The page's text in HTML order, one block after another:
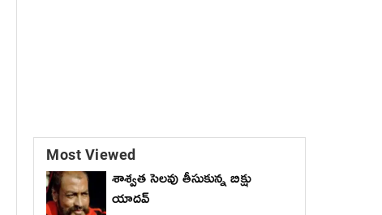
Most Viewed
శాశ్వత సెలవు తీసుకున్న బిక్షు
యాదవ్